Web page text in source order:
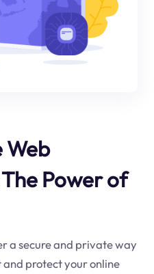
Web
Power of
a secure and private way
protect your online